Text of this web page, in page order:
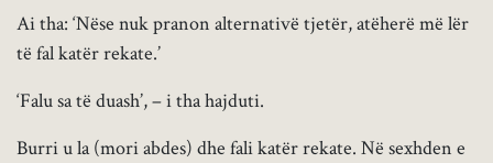
Ai tha: ‘Nëse nuk pranon alternativë tjetër, atëherë më lër
të fal katër rekate.’
‘Falu sa të duash’, – i tha hajduti.
Burri u la (mori abdes) dhe fali katër rekate. Në sexhden e